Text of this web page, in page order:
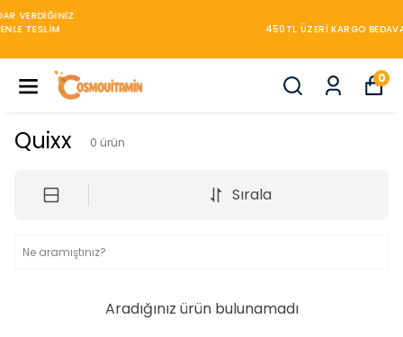
450TL ÜZERİ KARGO BEDAVA
0
Quixx 0 ürün
Sırala
Aradığınız ürün bulunamadı